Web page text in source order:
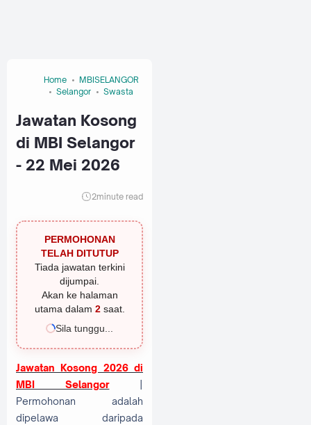
Home
MBISELANGOR
Selangor
Swasta
Jawatan Kosong
di MBI Selangor
- 22 Mei 2026
2minute read
PERMOHONAN
TELAH DITUTUP
Tiada jawatan terkini
dijumpai.
Akan ke halaman
utama dalam 1saat.
Sila tunggu...
Jawatan Kosong 2026 di
MBI Selangor|
Permohonan adalah
dipelawa daripada